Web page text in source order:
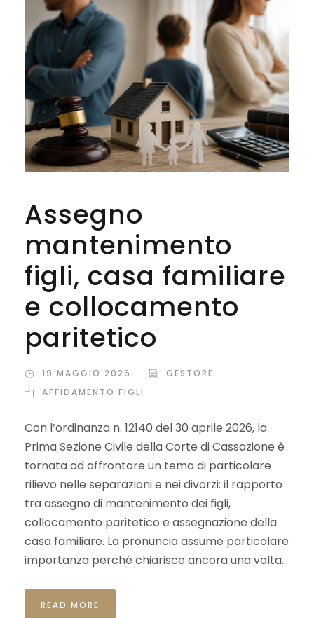
Assegno
mantenimento
figli, casa familiare
e collocamento
paritetico
19 MAGGIO 2026
GESTORE
AFFIDAMENTO FIGLI
Con l’ordinanza n. 12140 del 30 aprile 2026, la
Prima Sezione Civile della Corte di Cassazione è
tornata ad affrontare un tema di particolare
rilievo nelle separazioni e nei divorzi: il rapporto
tra assegno di mantenimento dei figli,
collocamento paritetico e assegnazione della
casa familiare. La pronuncia assume particolare
importanza perché chiarisce ancora una volta...
READ MORE